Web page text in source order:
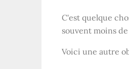
C'est quelque
souvent moins
Voici une autre